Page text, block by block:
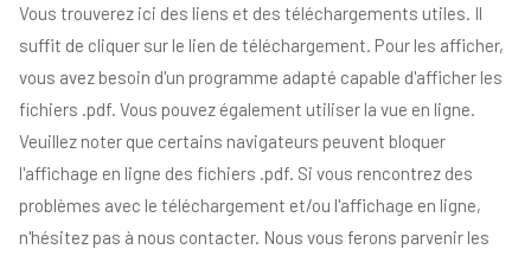
Vous trouverez ici des liens et des téléchargements utiles. Il
suffit de cliquer sur le lien de téléchargement. Pour les afficher,
vous avez besoin d'un programme adapté capable d'afficher les
fichiers .pdf. Vous pouvez également utiliser la vue en ligne.
Veuillez noter que certains navigateurs peuvent bloquer
l'affichage en ligne des fichiers .pdf. Si vous rencontrez des
problèmes avec le téléchargement et/ou l'affichage en ligne,
n'hésitez pas à nous contacter. Nous vous ferons parvenir les